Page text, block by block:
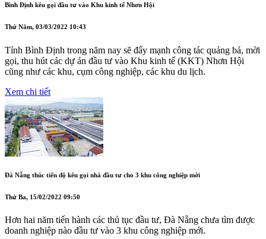
Bình Định kêu gọi đầu tư vào Khu kinh tế Nhơn Hội
Thứ Năm, 03/03/2022 10:43
Tỉnh Bình Định trong năm nay sẽ đẩy mạnh công tác quảng bá, mời
gọi, thu hút các dự án đầu tư vào Khu kinh tế (KKT) Nhơn Hội
cũng như các khu, cụm công nghiệp, các khu du lịch.
Xem chi tiết
Đà Nẵng thúc tiến độ kêu gọi nhà đầu tư cho 3 khu công nghiệp mới
Thứ Ba, 15/02/2022 09:50
Hơn hai năm tiến hành các thủ tục đầu tư, Đà Nẵng chưa tìm được
doanh nghiệp nào đầu tư vào 3 khu công nghiệp mới.